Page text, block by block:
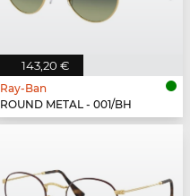
143,20 €
Ray-Ban
ROUND METAL - 001/BH